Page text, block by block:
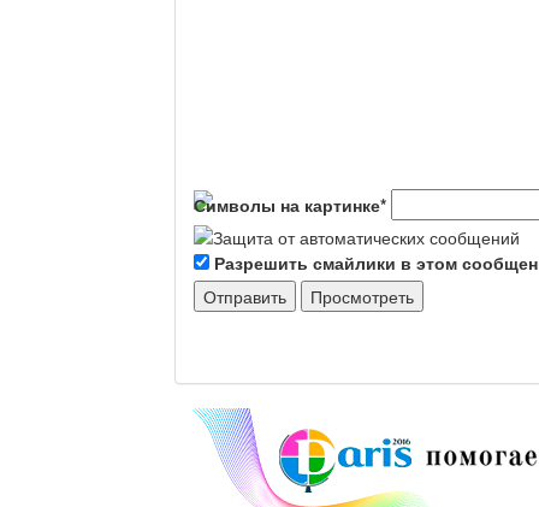
Символы на картинке*
Разрешить смайлики в этом